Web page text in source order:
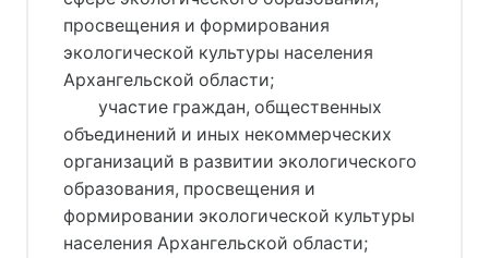
просвещения и формирования
экологической культуры населения
Архангельской области;
участие граждан, общественных
объединений и иных некоммерческих
организаций в развитии экологического
образования, просвещения и
формировании экологической культуры
населения Архангельской области;